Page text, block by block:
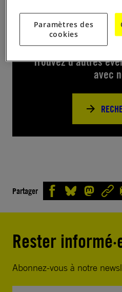
Près de
Trouvez d’autres
avec
Partager
Rester
Abonnez-vous à notre
Paramètres des
cookies